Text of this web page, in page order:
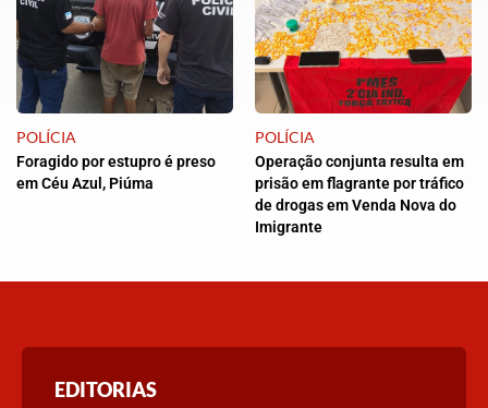
POLÍCIA
Foragido por estupro é preso
em Céu Azul, Piúma
POLÍCIA
Operação conjunta resulta em
prisão em flagrante por tráfico
de drogas em Venda Nova do
Imigrante
EDITORIAS